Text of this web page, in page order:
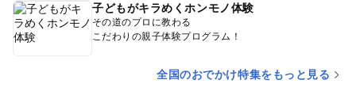
子どもがキラめくホンモノ体験
その道のプロに教わる
こだわりの親子体験プログラム！
全国のおでかけ特集をもっと見る